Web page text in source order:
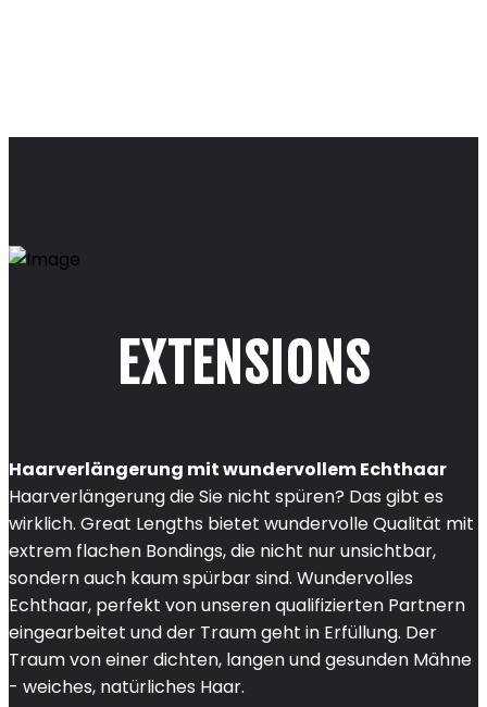
EXTENSIONS
Haarverlängerung mit wundervollem Echthaar
Haarverlängerung die Sie nicht spüren? Das gibt es
wirklich. Great Lengths bietet wundervolle Qualität mit
extrem flachen Bondings, die nicht nur unsichtbar,
sondern auch kaum spürbar sind. Wundervolles
Echthaar, perfekt von unseren qualifizierten Partnern
eingearbeitet und der Traum geht in Erfüllung. Der
Traum von einer dichten, langen und gesunden Mähne
- weiches, natürliches Haar.